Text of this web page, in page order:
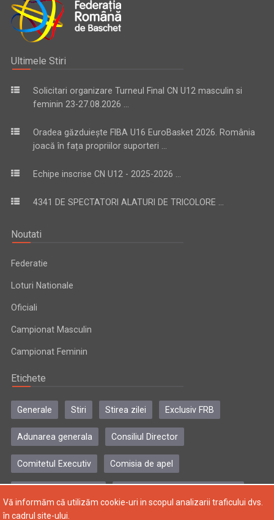
Ultimele Stiri
Solicitari organizare Turneul Final CN U12 masculin si
feminin 23-27.08.2026 ...
Oradea găzduiește FIBA U16 EuroBasket 2026. România
joacă în fața propriilor suporteri ...
Echipe inscrise CN U12 - 2025-2026 ...
4341 DE SPECTATORI ALATURI DE TRICOLORE ...
Noutati
Federatie
Loturi Nationale
Oficiali
Campionat Masculin
Campionat Feminin
Etichete
Generale Stiri Stirea zilei Exclusiv FRB
Adunarea generala Consiliul Director
Comitetul Executiv Comisia de apel
Vă informăm că utilizăm cookie-uri in scopul analizarii traficului dvs.
în cadrul site-ului.